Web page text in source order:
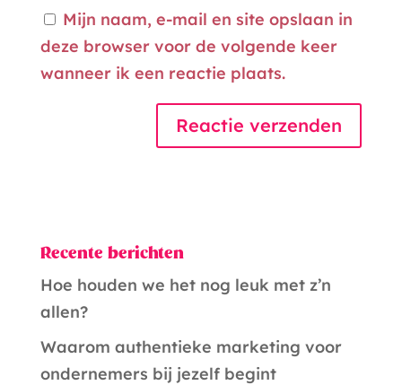
Mijn naam, e-mail en site opslaan in
deze browser voor de volgende keer
wanneer ik een reactie plaats.
e
r
n
a
t
Recente berichten
Hoe houden we het nog leuk met z’n
allen?
Waarom authentieke marketing voor
ondernemers bij jezelf begint